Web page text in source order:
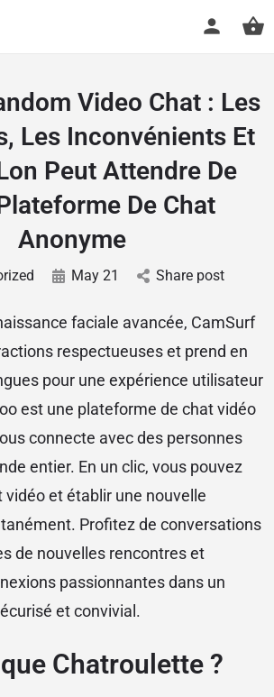
Video Chat : Les
Les Inconvénients Et
Peut Attendre De
De Chat
Anonyme
May 21 Share post
faciale avancée, CamSurf
respectueuses et prend en
pour une expérience utilisateur
est une plateforme de chat vidéo
connecte avec des personnes
entier. En un clic, vous pouvez
et établir une nouvelle
Profitez de conversations
de nouvelles rencontres et
passionnantes dans un
et convivial.
Chatroulette ?